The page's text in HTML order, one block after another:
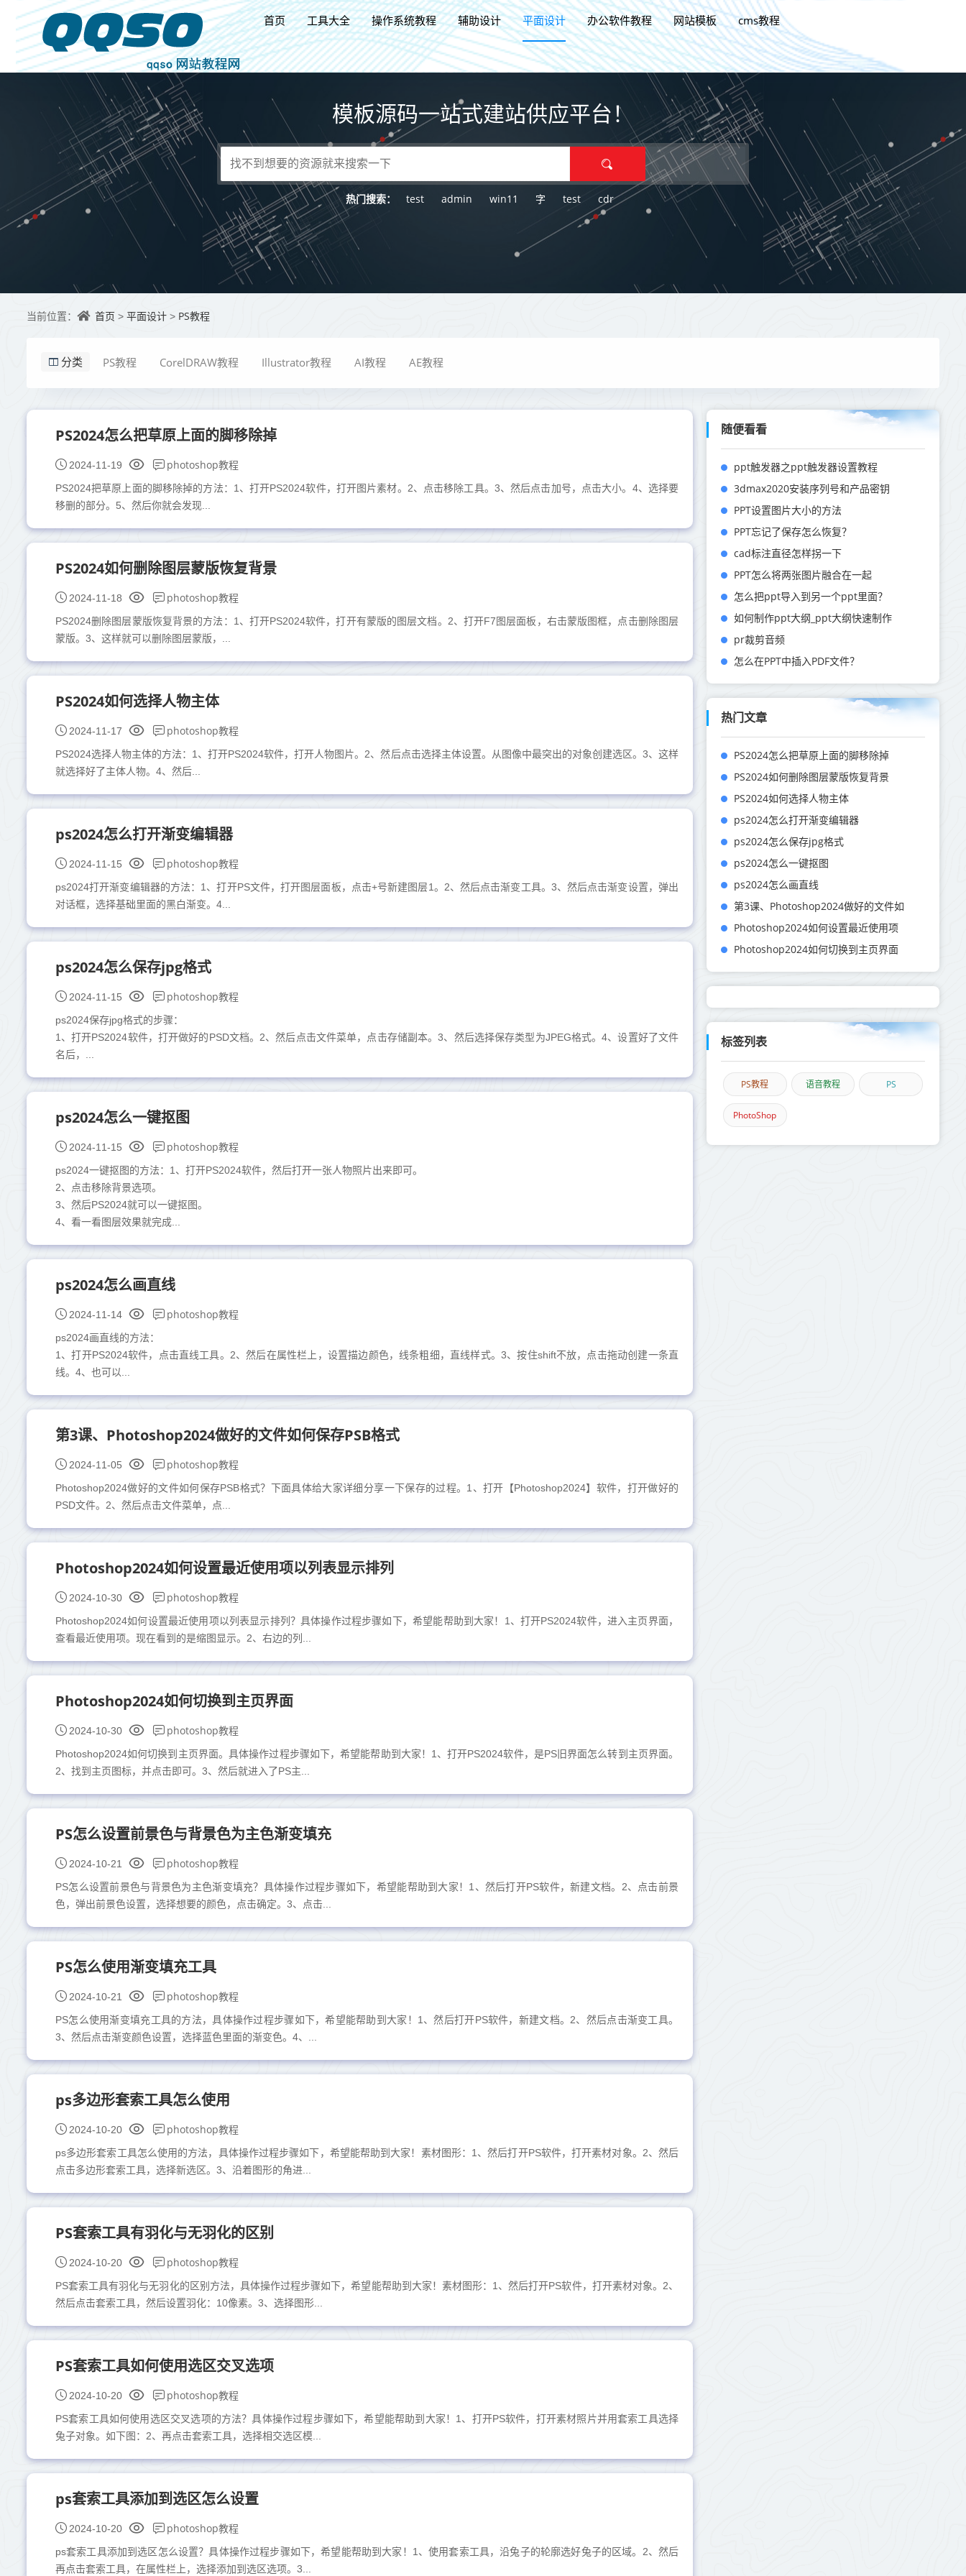
首页 工具大全 操作系统教程 辅助设计 平面设计 办公软件教程 网站模板 cms教程
模板源码一站式建站供应平台！
热门搜索： test admin win11 字 test cdr
当前位置： 首页 > 平面设计 > PS教程
分类 PS教程 CorelDRAW教程 Illustrator教程 AI教程 AE教程
PS2024怎么把草原上面的脚移除掉
2024-11-19 photoshop教程
PS2024把草原上面的脚移除掉的方法：1、打开PS2024软件，打开图片素材。2、点击移除工具。3、然后点击加号，点击大小。4、选择要
移删的部分。5、然后你就会发现...
PS2024如何删除图层蒙版恢复背景
2024-11-18 photoshop教程
PS2024删除图层蒙版恢复背景的方法：1、打开PS2024软件，打开有蒙版的图层文档。2、打开F7图层面板，右击蒙版图框，点击删除图层
蒙版。3、这样就可以删除图层蒙版，...
PS2024如何选择人物主体
2024-11-17 photoshop教程
PS2024选择人物主体的方法：1、打开PS2024软件，打开人物图片。2、然后点击选择主体设置。从图像中最突出的对象创建选区。3、这样
就选择好了主体人物。4、然后...
ps2024怎么打开渐变编辑器
2024-11-15 photoshop教程
ps2024打开渐变编辑器的方法：1、打开PS文件，打开图层面板，点击+号新建图层1。2、然后点击渐变工具。3、然后点击渐变设置，弹出
对话框，选择基础里面的黑白渐变。4...
ps2024怎么保存jpg格式
2024-11-15 photoshop教程
ps2024保存jpg格式的步骤：
1、打开PS2024软件，打开做好的PSD文档。2、然后点击文件菜单，点击存储副本。3、然后选择保存类型为JPEG格式。4、设置好了文件
名后，...
ps2024怎么一键抠图
2024-11-15 photoshop教程
ps2024一键抠图的方法：1、打开PS2024软件，然后打开一张人物照片出来即可。
2、点击移除背景选项。
3、然后PS2024就可以一键抠图。
4、看一看图层效果就完成...
ps2024怎么画直线
2024-11-14 photoshop教程
ps2024画直线的方法：
1、打开PS2024软件，点击直线工具。2、然后在属性栏上，设置描边颜色，线条粗细，直线样式。3、按住shift不放，点击拖动创建一条直
线。4、也可以...
第3课、Photoshop2024做好的文件如何保存PSB格式
2024-11-05 photoshop教程
Photoshop2024做好的文件如何保存PSB格式？下面具体给大家详细分享一下保存的过程。1、打开【Photoshop2024】软件，打开做好的
PSD文件。2、然后点击文件菜单，点...
Photoshop2024如何设置最近使用项以列表显示排列
2024-10-30 photoshop教程
Photoshop2024如何设置最近使用项以列表显示排列？具体操作过程步骤如下，希望能帮助到大家！1、打开PS2024软件，进入主页界面，
查看最近使用项。现在看到的是缩图显示。2、右边的列...
Photoshop2024如何切换到主页界面
2024-10-30 photoshop教程
Photoshop2024如何切换到主页界面。具体操作过程步骤如下，希望能帮助到大家！1、打开PS2024软件，是PS旧界面怎么转到主页界面。
2、找到主页图标，并点击即可。3、然后就进入了PS主...
PS怎么设置前景色与背景色为主色渐变填充
2024-10-21 photoshop教程
PS怎么设置前景色与背景色为主色渐变填充？具体操作过程步骤如下，希望能帮助到大家！1、然后打开PS软件，新建文档。2、点击前景
色，弹出前景色设置，选择想要的颜色，点击确定。3、点击...
PS怎么使用渐变填充工具
2024-10-21 photoshop教程
PS怎么使用渐变填充工具的方法，具体操作过程步骤如下，希望能帮助到大家！1、然后打开PS软件，新建文档。2、然后点击渐变工具。
3、然后点击渐变颜色设置，选择蓝色里面的渐变色。4、...
ps多边形套索工具怎么使用
2024-10-20 photoshop教程
ps多边形套索工具怎么使用的方法，具体操作过程步骤如下，希望能帮助到大家！素材图形：1、然后打开PS软件，打开素材对象。2、然后
点击多边形套索工具，选择新选区。3、沿着图形的角进...
PS套索工具有羽化与无羽化的区别
2024-10-20 photoshop教程
PS套索工具有羽化与无羽化的区别方法，具体操作过程步骤如下，希望能帮助到大家！素材图形：1、然后打开PS软件，打开素材对象。2、
然后点击套索工具，然后设置羽化：10像素。3、选择图形...
PS套索工具如何使用选区交叉选项
2024-10-20 photoshop教程
PS套索工具如何使用选区交叉选项的方法？具体操作过程步骤如下，希望能帮助到大家！1、打开PS软件，打开素材照片并用套索工具选择
兔子对象。如下图：2、再点击套索工具，选择相交选区模...
ps套索工具添加到选区怎么设置
2024-10-20 photoshop教程
ps套索工具添加到选区怎么设置？具体操作过程步骤如下，希望能帮助到大家！1、使用套索工具，沿兔子的轮廓选好兔子的区域。2、然后
再点击套索工具，在属性栏上，选择添加到选区选项。3...
随便看看
ppt触发器之ppt触发器设置教程
3dmax2020安装序列号和产品密钥
PPT设置图片大小的方法
PPT忘记了保存怎么恢复？
cad标注直径怎样拐一下
PPT怎么将两张图片融合在一起
怎么把ppt导入到另一个ppt里面？
如何制作ppt大纲_ppt大纲快速制作
pr裁剪音频
怎么在PPT中插入PDF文件？
热门文章
PS2024怎么把草原上面的脚移除掉
PS2024如何删除图层蒙版恢复背景
PS2024如何选择人物主体
ps2024怎么打开渐变编辑器
ps2024怎么保存jpg格式
ps2024怎么一键抠图
ps2024怎么画直线
第3课、Photoshop2024做好的文件如
Photoshop2024如何设置最近使用项
Photoshop2024如何切换到主页界面
标签列表
PS教程 语音教程 PS
PhotoShop